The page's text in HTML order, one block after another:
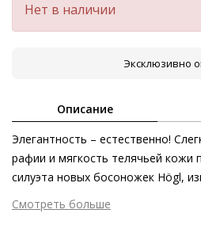
Нет в наличии
Эксклюзивно
Описание
Элегантность – естественно!
рафии и мягкость телячьей кожи
силуэта новых босоножек Högl,
Эта пара несомненно находится
она будет изысканно украшать
Смотреть больше